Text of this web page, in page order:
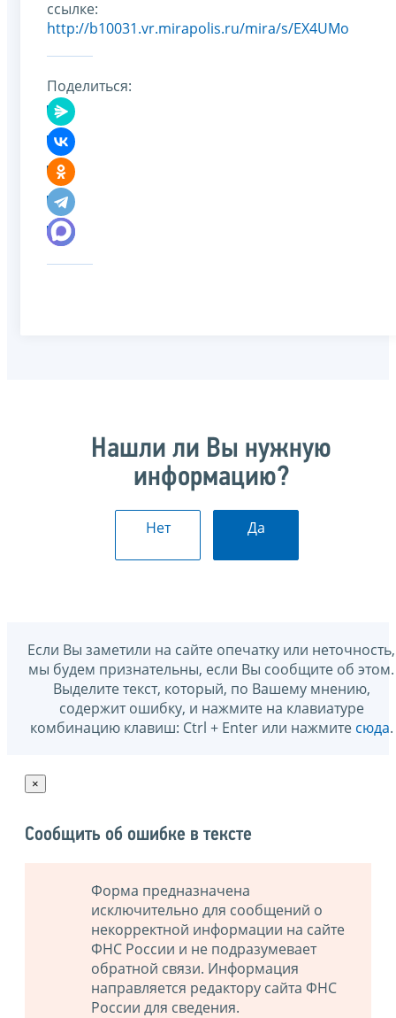
ссылке:
http://b10031.vr.mirapolis.ru/mira/s/EX4UMo
Поделиться:
Нашли ли Вы нужную
информацию?
Нет Да
Если Вы заметили на сайте опечатку или неточность,
мы будем признательны, если Вы сообщите об этом.
Выделите текст, который, по Вашему мнению,
содержит ошибку, и нажмите на клавиатуре
комбинацию клавиш: Ctrl + Enter или нажмите сюда.
×
Сообщить об ошибке в тексте
Форма предназначена
исключительно для сообщений о
некорректной информации на сайте
ФНС России и не подразумевает
обратной связи. Информация
направляется редактору сайта ФНС
России для сведения.